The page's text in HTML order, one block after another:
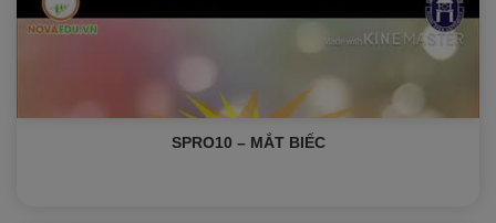
SPRO10 – MẮT BIẾC